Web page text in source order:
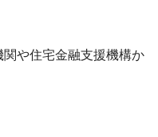
や住宅金融支援機構か